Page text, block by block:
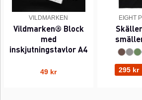
VILDMARKEN
Vildmarken® Block
med
inskjutningstavlor A4
49 kr
EIGHT
295 kr